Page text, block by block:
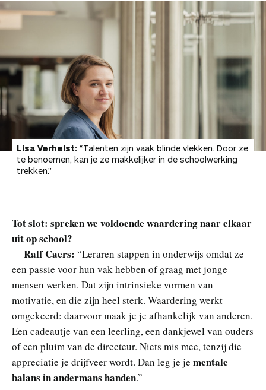
Lisa Verhelst: “Talenten zijn vaak blinde vlekken. Door ze
te benoemen, kan je ze makkelijker in de schoolwerking
trekken.”
Tot slot: spreken we voldoende waardering naar elkaar
uit op school?
Ralf Caers: “Leraren stappen in onderwijs omdat ze
een passie voor hun vak hebben of graag met jonge
mensen werken. Dat zijn intrinsieke vormen van
motivatie, en die zijn heel sterk. Waardering werkt
omgekeerd: daarvoor maak je je afhankelijk van anderen.
Een cadeautje van een leerling, een dankjewel van ouders
of een pluim van de directeur. Niets mis mee, tenzij die
appreciatie je drijfveer wordt. Dan leg je je mentale
balans in andermans handen.”